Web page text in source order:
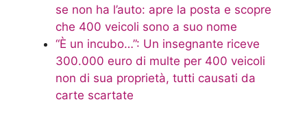
se non ha l’auto: apre la posta e scopre
che 400 veicoli sono a suo nome
“È un incubo…”: Un insegnante riceve
300.000 euro di multe per 400 veicoli
non di sua proprietà, tutti causati da
carte scartate